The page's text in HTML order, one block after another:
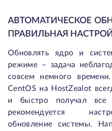
АВТОМАТИЧЕСКОЕ
ПРАВИЛЬНАЯ
Обновлять ядро и
режиме – задача
совсем немного
CentOS на HostZealot
и быстро получал все
рекомендуется
обновление системы.